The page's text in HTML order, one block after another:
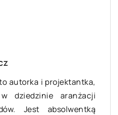
autorka i projektantka,
dziedzinie aranżacji
Jest absolwentką